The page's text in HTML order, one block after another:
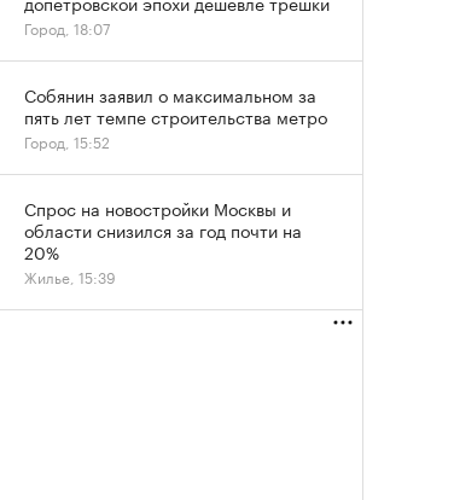
Город, 18:07
Собянин заявил о максимальном за
пять лет темпе строительства метро
Город, 15:52
Спрос на новостройки Москвы и
области снизился за год почти на
20%
Жилье, 15:39